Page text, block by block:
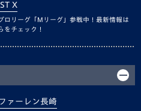
X
ロリーグ「Mリーグ」参戦中！最新情報は
をチェック！
ァーレン長崎